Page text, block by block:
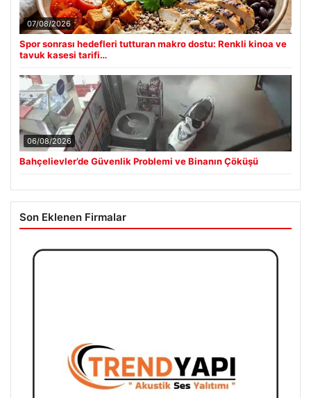
07/08/2026
Spor sonrası hedefleri tutturan makro dostu: Renkli kinoa ve
tavuk kasesi tarifi…
06/08/2026
Bahçelievler’de Güvenlik Problemi ve Binanın Çöküşü
Son Eklenen Firmalar